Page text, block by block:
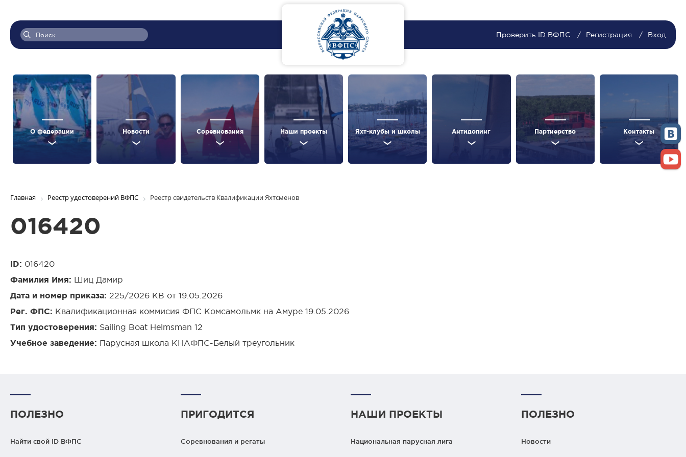
Проверить ID ВФПС Регистрация Вход
О федерации Новости Соревнования Наши проекты Яхт-клубы и школы Антидопинг Партнерство Контакты
Главная Реестр удостоверений ВФПС Реестр свидетельств Квалификации Яхтсменов
016420
ID: 016420
Фамилия Имя: Шиц Дамир
Дата и номер приказа: 225/2026 КВ от 19.05.2026
Рег. ФПС: Квалификационная коммисия ФПС Комсамольмк на Амуре 19.05.2026
Тип удостоверения: Sailing Boat Helmsman 12
Учебное заведение: Парусная школа КНАФПС-Белый треугольник
ПОЛЕЗНО
Найти свой ID ВФПС
ПРИГОДИТСЯ
Соревнования и регаты
НАШИ ПРОЕКТЫ
Национальная парусная лига
ПОЛЕЗНО
Новости